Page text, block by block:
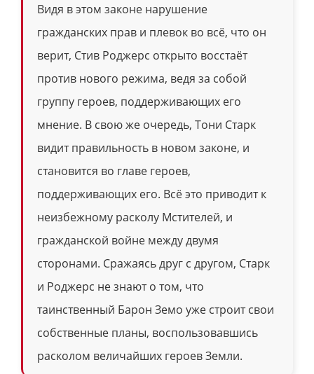
Видя в этом законе нарушение
гражданских прав и плевок во всё, что он
верит, Стив Роджерс открыто восстаёт
против нового режима, ведя за собой
группу героев, поддерживающих его
мнение. В свою же очередь, Тони Старк
видит правильность в новом законе, и
становится во главе героев,
поддерживающих его. Всё это приводит к
неизбежному расколу Мстителей, и
гражданской войне между двумя
сторонами. Сражаясь друг с другом, Старк
и Роджерс не знают о том, что
таинственный Барон Земо уже строит свои
собственные планы, воспользовавшись
расколом величайших героев Земли.